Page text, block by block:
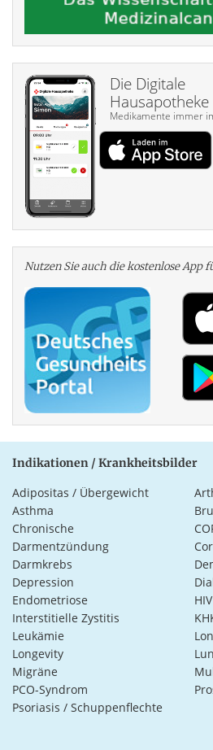
Die Digitale
Hausapotheke
Medikamente immer
Nutzen Sie auch die kosten­lose App
Indikationen / Krankheitsbilder
Adipositas / Übergewicht
Asthma
Chronische
Darmentzündung
Darmkrebs
Depression
Endometriose
HIV
Interstitielle Zystitis
Leukämie
Longevity
Migräne
PCO-Syndrom
Psoriasis / Schuppenflechte